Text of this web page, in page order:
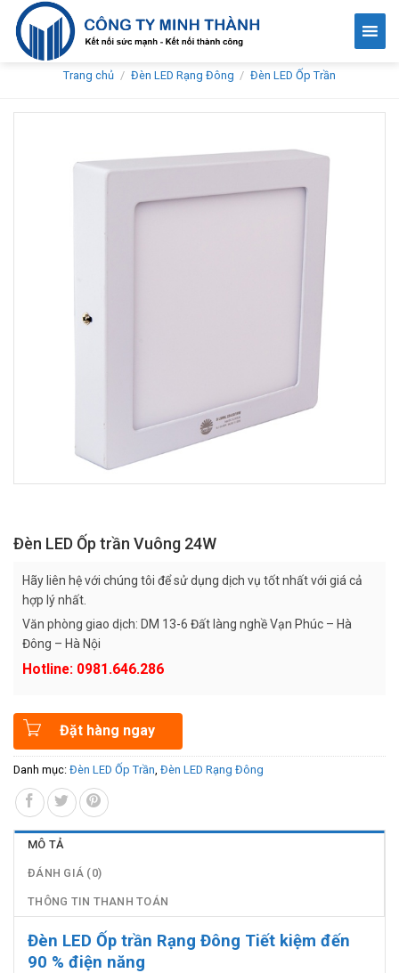
Skip
content
Trang chủ / Đèn LED Rạng Đông / Đèn LED Ốp Trần
Đèn LED Ốp trần Vuông 24W
Hãy liên hệ với chúng tôi để sử dụng dịch vụ tốt nhất với giá cả
hợp lý nhất.
Văn phòng giao dịch: DM 13-6 Đất làng nghề Vạn Phúc – Hà
Đông – Hà Nội
Hotline: 0981.646.286
Đặt hàng ngay
Danh mục: Đèn LED Ốp Trần, Đèn LED Rạng Đông
MÔ TẢ
ĐÁNH GIÁ (0)
THÔNG TIN THANH TOÁN
Đèn LED Ốp trần Rạng Đông Tiết kiệm đến
90 % điện năng